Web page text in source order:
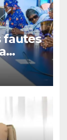
fautes
sur